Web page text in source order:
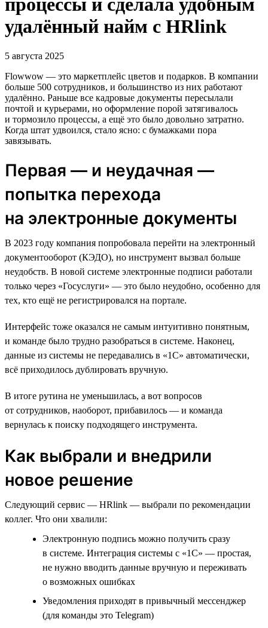
процессы и сделала удобным
удалённый найм с HRlink
5 августа 2025
Flowwow — это маркетплейс цветов и подарков. В компании
больше 500 сотрудников, и большинство из них работают
удалённо. Раньше все кадровые документы пересылали
почтой и курьерами, но оформление порой затягивалось
и тормозило процессы, а ещё это было довольно затратно.
Когда штат удвоился, стало ясно: с бумажками пора
завязывать.
Первая — и неудачная —
попытка перехода
на электронные документы
В 2023 году компания попробовала перейти на электронный
документооборот (КЭДО), но инструмент вызвал больше
неудобств. В новой системе электронные подписи работали
только через «Госуслуги» — это было неудобно, особенно для
тех, кто ещё не регистрировался на портале.
Интерфейс тоже оказался не самым интуитивно понятным,
и команде было трудно разобраться в системе. Наконец,
данные из системы не передавались в «1С» автоматически,
всё приходилось дублировать вручную.
В итоге рутина не уменьшилась, а вот вопросов
от сотрудников, наоборот, прибавилось — и команда
вернулась к поиску подходящего инструмента.
Как выбрали и внедрили
новое решение
Следующий сервис — HRlink — выбрали по рекомендации
коллег. Что они хвалили:
Электронную подпись можно получить сразу
в системе. Интеграция системы с «1С» — простая,
не нужно вводить данные вручную и переживать
о возможных ошибках
Уведомления приходят в привычный мессенджер
(для команды это Telegram)